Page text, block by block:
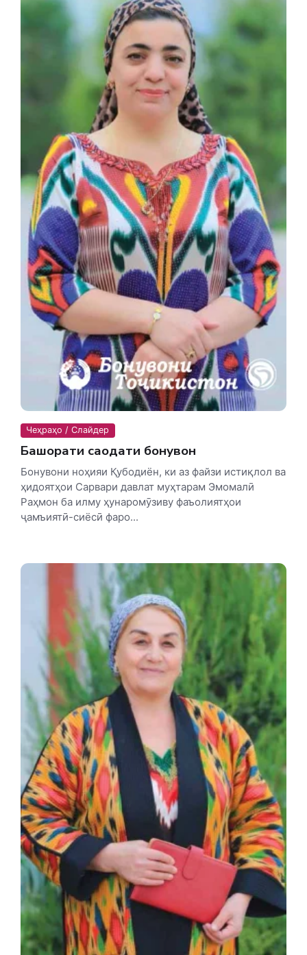
Чеҳраҳо / Слайдер
Башорати саодати бонувон
Бонувони ноҳияи Қубодиён, ки аз файзи истиқлол ва
ҳидоятҳои Сарвари давлат муҳтарам Эмомалӣ
Раҳмон ба илму ҳунаромӯзиву фаъолиятҳои
ҷамъиятӣ-сиёсӣ фаро...